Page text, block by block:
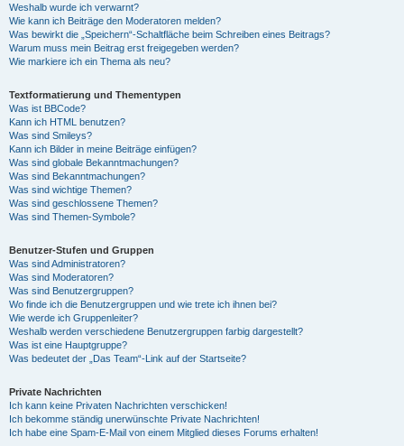
Weshalb wurde ich verwarnt?
Wie kann ich Beiträge den Moderatoren melden?
Was bewirkt die „Speichern“-Schaltfläche beim Schreiben eines Beitrags?
Warum muss mein Beitrag erst freigegeben werden?
Wie markiere ich ein Thema als neu?
Textformatierung und Thementypen
Was ist BBCode?
Kann ich HTML benutzen?
Was sind Smileys?
Kann ich Bilder in meine Beiträge einfügen?
Was sind globale Bekanntmachungen?
Was sind Bekanntmachungen?
Was sind wichtige Themen?
Was sind geschlossene Themen?
Was sind Themen-Symbole?
Benutzer-Stufen und Gruppen
Was sind Administratoren?
Was sind Moderatoren?
Was sind Benutzergruppen?
Wo finde ich die Benutzergruppen und wie trete ich ihnen bei?
Wie werde ich Gruppenleiter?
Weshalb werden verschiedene Benutzergruppen farbig dargestellt?
Was ist eine Hauptgruppe?
Was bedeutet der „Das Team“-Link auf der Startseite?
Private Nachrichten
Ich kann keine Privaten Nachrichten verschicken!
Ich bekomme ständig unerwünschte Private Nachrichten!
Ich habe eine Spam-E-Mail von einem Mitglied dieses Forums erhalten!